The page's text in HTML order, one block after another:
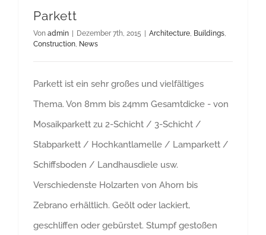
Parkett
Von admin | Dezember 7th, 2015 | Architecture, Buildings,
Construction, News
Parkett ist ein sehr großes und vielfältiges
Thema. Von 8mm bis 24mm Gesamtdicke - von
Mosaikparkett zu 2-Schicht / 3-Schicht /
Stabparkett / Hochkantlamelle / Lamparkett /
Schiffsboden / Landhausdiele usw.
Verschiedenste Holzarten von Ahorn bis
Zebrano erhältlich. Geölt oder lackiert,
geschliffen oder gebürstet. Stumpf gestoßen